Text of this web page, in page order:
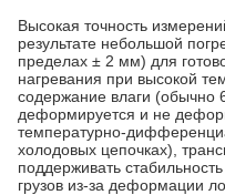
Высокая точность
результате небольшой
пределах ± 2 мм) для
нагревания при высокой
содержание влаги (обычно
деформируется и не
температурно-
холодовых цепочках),
поддерживать
грузов из-за деформации